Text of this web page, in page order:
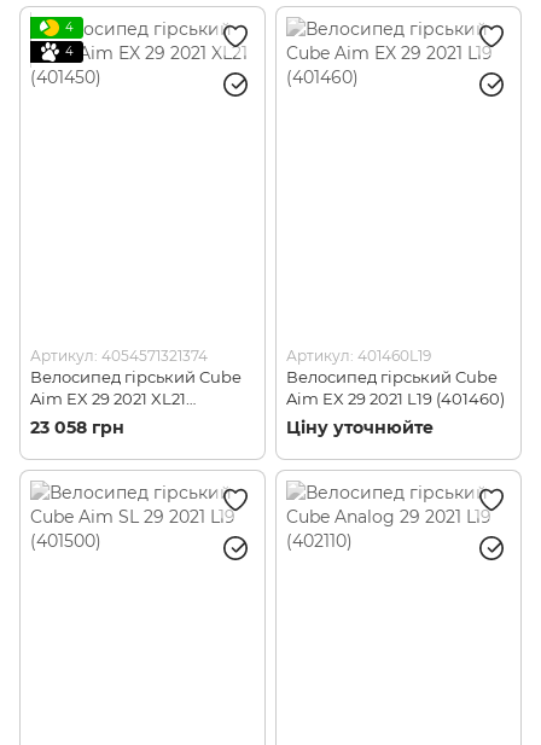
4
4
Артикул: 4054571321374
Велосипед гірський Cube
Aim EX 29 2021 XL21
(401450)
23 058 грн
Артикул: 401460L19
Велосипед гірський Cube
Aim EX 29 2021 L19 (401460)
Ціну уточнюйте